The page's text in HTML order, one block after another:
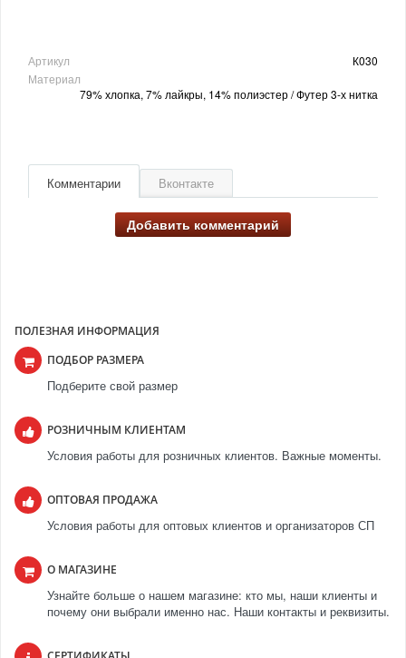
Артикул
К030
Материал
79% хлопка, 7% лайкры, 14% полиэстер / Футер 3-х нитка
Комментарии Вконтакте
Добавить комментарий
ПОЛЕЗНАЯ ИНФОРМАЦИЯ
ПОДБОР РАЗМЕРА
Подберите свой размер
РОЗНИЧНЫМ КЛИЕНТАМ
Условия работы для розничных клиентов. Важные моменты.
ОПТОВАЯ ПРОДАЖА
Условия работы для оптовых клиентов и организаторов СП
О МАГАЗИНЕ
Узнайте больше о нашем магазине: кто мы, наши клиенты и
почему они выбрали именно нас. Наши контакты и реквизиты.